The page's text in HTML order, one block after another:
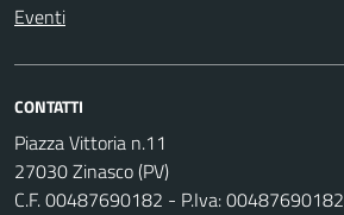
Eventi
CONTATTI
Piazza Vittoria n.11
27030 Zinasco (PV)
C.F. 00487690182 - P.Iva: 00487690182